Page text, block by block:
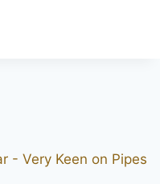
- Very Keen on Pipes